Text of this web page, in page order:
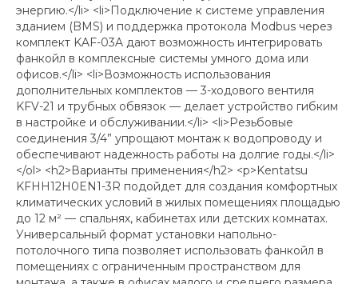
энергию.</li> <li>Подключение к системе управления
зданием (BMS) и поддержка протокола Modbus через
комплект KAF-03A дают возможность интегрировать
фанкойл в комплексные системы умного дома или
офисов.</li> <li>Возможность использования
дополнительных комплектов — 3-ходового вентиля
KFV-21 и трубных обвязок — делает устройство гибким
в настройке и обслуживании.</li> <li>Резьбовые
соединения 3/4” упрощают монтаж к водопроводу и
обеспечивают надежность работы на долгие годы.</li>
</ol> <h2>Варианты применения</h2> <p>Kentatsu
KFHH12H0EN1-3R подойдет для создания комфортных
климатических условий в жилых помещениях площадью
до 12 м² — спальнях, кабинетах или детских комнатах.
Универсальный формат установки напольно-
потолочного типа позволяет использовать фанкойл в
помещениях с ограниченным пространством для